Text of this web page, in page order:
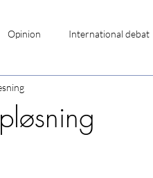
Opinion International debat